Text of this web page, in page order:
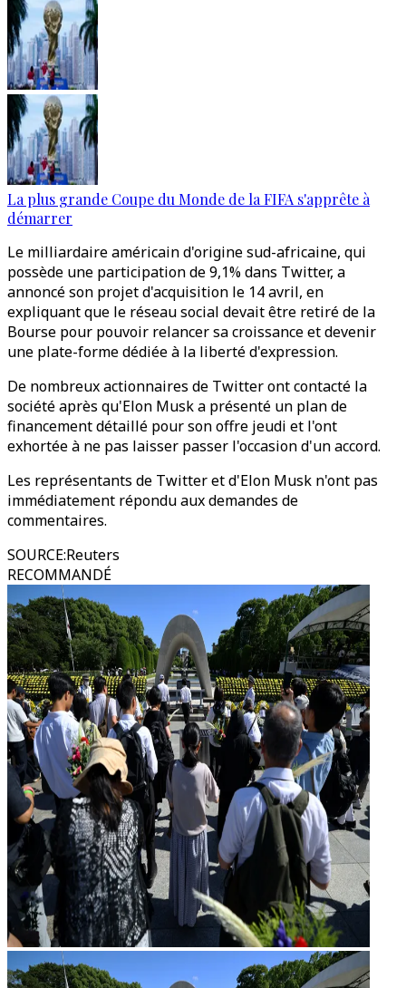
La plus grande Coupe du Monde de la FIFA s'apprête à
démarrer
Le milliardaire américain d'origine sud-africaine, qui
possède une participation de 9,1% dans Twitter, a
annoncé son projet d'acquisition le 14 avril, en
expliquant que le réseau social devait être retiré de la
Bourse pour pouvoir relancer sa croissance et devenir
une plate-forme dédiée à la liberté d'expression.
De nombreux actionnaires de Twitter ont contacté la
société après qu'Elon Musk a présenté un plan de
financement détaillé pour son offre jeudi et l'ont
exhortée à ne pas laisser passer l'occasion d'un accord.
Les représentants de Twitter et d'Elon Musk n'ont pas
immédiatement répondu aux demandes de
commentaires.
SOURCE:Reuters
RECOMMANDÉ